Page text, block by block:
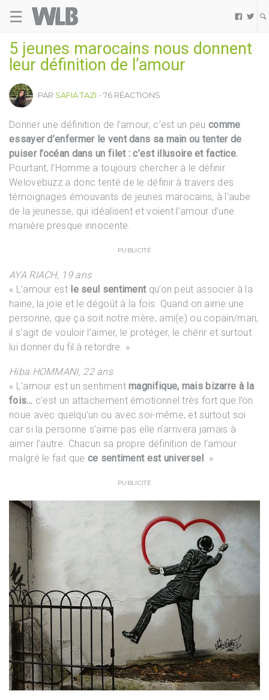
☰  
5 jeunes marocains nous donnent
leur définition de l’amour
PAR SAFIA TAZI - 76 RÉACTIONS
Donner une définition de l’amour, c’est un peucomme
essayer d’enfermer le vent dans sa main ou tenter de
puiser l’océan dans un filet : c’est illusoire et factice.
Pourtant, l’Homme a toujours chercher à le définir.
Welovebuzz a donc tenté de le définir à travers des
témoignages émouvants de jeunes marocains, à l’aube
de la jeunesse, qui idéalisent et voient l’amour d’une
manière presque innocente.
PUBLICITÉ
AYA RIACH, 19 ans
« L’amour est le seul sentimentqu’on peut associer à la
haine, la joie et le dégoût à la fois. Quand on aime une
personne, que ça soit notre mère, ami(e) ou copain/mari,
il s’agit de vouloir l’aimer, le protéger, le chérir et surtout
lui donner du fil à retordre. »
Hiba HOMMANI, 22 ans
« L’amour est un sentimentmagnifique, mais bizarre à la
fois… c’est un attachement émotionnel très fort que l’on
noue avec quelqu’un ou avec soi-même, et surtout soi
car si la personne s’aime pas elle n’arrivera jamais à
aimer l’autre. Chacun sa propre définition de l’amour
malgré le fait que ce sentiment est universel. »
PUBLICITÉ